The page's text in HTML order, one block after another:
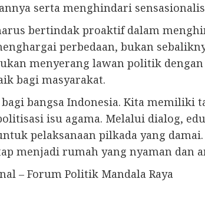
serta menghindari
bertindak proaktif dalam
perbedaan, bukan
menyerang lawan politik
bagi masyarakat.
bangsa Indonesia. Kita
isu agama. Melalui dialog,
pelaksanaan pilkada yang
menjadi rumah yang nyaman dan
– Forum Politik Mandala Raya